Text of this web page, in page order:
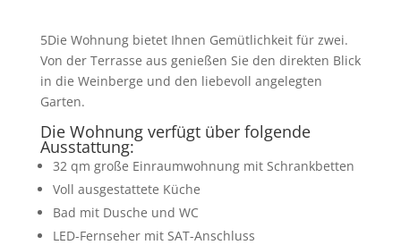
5Die Wohnung bietet Ihnen Gemütlichkeit für zwei.
Von der Terrasse aus genießen Sie den direkten Blick
in die Weinberge und den liebevoll angelegten
Garten.
Die Wohnung verfügt über folgende
Ausstattung:
32 qm große Einraumwohnung mit Schrankbetten
Voll ausgestattete Küche
Bad mit Dusche und WC
LED-Fernseher mit SAT-Anschluss